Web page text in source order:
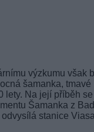
výzkumu však
šamanka, tmavé
lety. Na její příběh se
Šamanka z Bad
stanice